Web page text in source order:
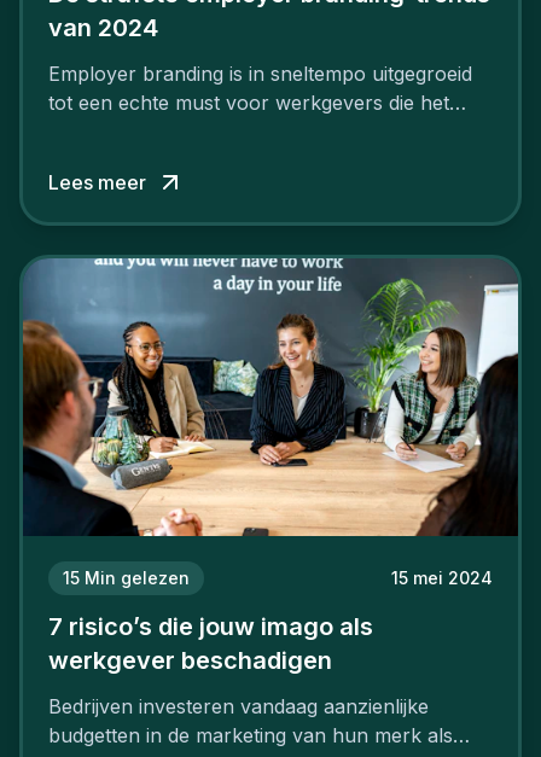
van 2024
Employer branding is in sneltempo uitgegroeid
tot een echte must voor werkgevers die het
Lees meer
15 Min gelezen 15 mei 2024
7 risico’s die jouw imago als
werkgever beschadigen
Bedrijven investeren vandaag aanzienlijke
budgetten in de marketing van hun merk als